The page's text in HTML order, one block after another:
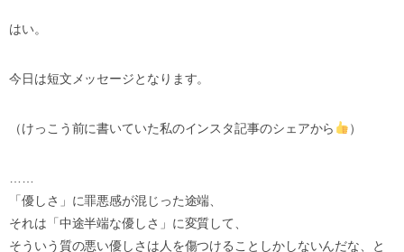
はい。
今日は短文メッセージとなります。
（けっこう前に書いていた私のインスタ記事のシェアから ）
「優しさ」に罪悪感が混じった途端、
それは「中途半端な優しさ」に変質して、
そういう質の悪い優しさは人を傷つけることしかしないんだな、と